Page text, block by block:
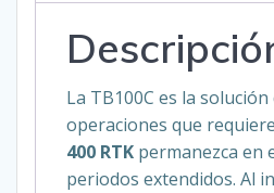
Carga
Alámbrica)
cantidad
La TB100C es la
operaciones que
400 RTK permanezca en
periodos extendidos. Al